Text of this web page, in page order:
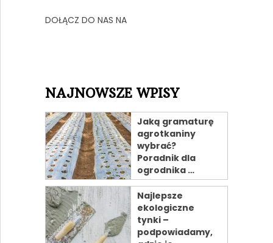
DOŁĄCZ DO NAS NA
NAJNOWSZE WPISY
Jaką gramaturę
agrotkaniny
wybrać?
Poradnik dla
ogrodnika …
Najlepsze
ekologiczne
tynki –
podpowiadamy,